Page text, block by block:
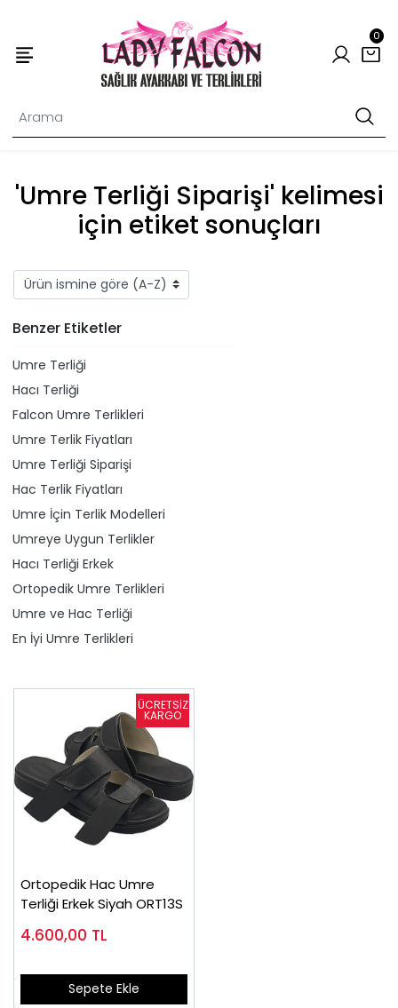
0
'Umre Terliği Siparişi' kelimesi
için etiket sonuçları
Benzer Etiketler
Umre Terliği
Hacı Terliği
Falcon Umre Terlikleri
Umre Terlik Fiyatları
Umre Terliği Siparişi
Hac Terlik Fiyatları
Umre İçin Terlik Modelleri
Umreye Uygun Terlikler
Hacı Terliği Erkek
Ortopedik Umre Terlikleri
Umre ve Hac Terliği
En İyi Umre Terlikleri
Ortopedik Hac Umre
Terliği Erkek Siyah ORT13S
4.600,00 TL
Sepete Ekle